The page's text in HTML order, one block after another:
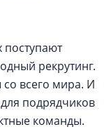
рекрутинг.
всего мира. И
подрядчиков
команды.